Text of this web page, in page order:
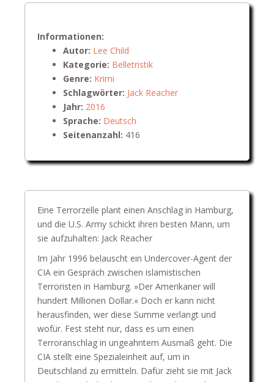
Informationen:
Autor: Lee Child
Kategorie: Belletristik
Genre: Krimi
Schlagwörter: Jack Reacher
Jahr: 2016
Sprache: Deutsch
Seitenanzahl: 416
Eine Terrorzelle plant einen Anschlag in Hamburg,
und die U.S. Army schickt ihren besten Mann, um
sie aufzuhalten: Jack Reacher
Im Jahr 1996 belauscht ein Undercover-Agent der
CIA ein Gespräch zwischen islamistischen
Terroristen in Hamburg. »Der Amerikaner will
hundert Millionen Dollar.« Doch er kann nicht
herausfinden, wer diese Summe verlangt und
wofür. Fest steht nur, dass es um einen
Terroranschlag in ungeahntem Ausmaß geht. Die
CIA stellt eine Spezialeinheit auf, um in
Deutschland zu ermitteln. Dafür zieht sie mit Jack